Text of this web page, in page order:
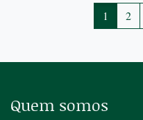
1 2
Quem somos